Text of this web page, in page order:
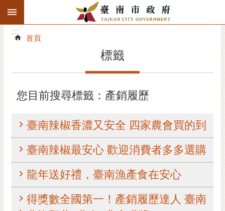
跳到主要內容區塊
搜
階
精彩府城
市府團隊
主題服務
市政資訊
:::
:::
首頁
標籤
您目前搜尋標籤：產銷履歷
臺南辣椒香濃又安全 四家農會買的到
臺南辣椒最安心 歡迎消費者多多選購
龍年送好禮，臺南漁產食在安心
得獎數全國第一！產銷履歷達人 臺南